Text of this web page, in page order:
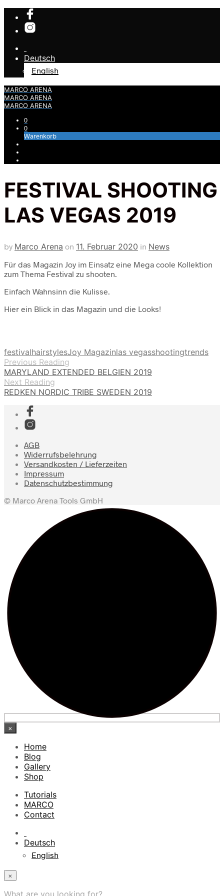
Deutsch
English
MARCO ARENA
MARCO ARENA
MARCO ARENA
0
0
Warenkorb
FESTIVAL SHOOTING
LAS VEGAS 2019
by Marco Arena on 11. Februar 2020 in News
Für das Magazin Joy im Einsatz eine Mega coole Kollektion
zum Thema Festival zu shooten.
Einfach Wahnsinn die Kulisse.
Hier ein Blick in das Magazin und die Looks!
festivalhairstylesJoy Magazinlas vegasshootingtrends
Previous Reading
MARYLAND EXTENDED BELGIEN 2019
Next Reading
REDKEN NORDIC TRIBE SWEDEN 2019
AGB
Widerrufsbelehrung
Versandkosten / Lieferzeiten
Impressum
Datenschutzbestimmung
© Marco Arena Tools GmbH
×
Home
Blog
Gallery
Shop
Tutorials
MARCO
Contact
Deutsch
English
×
What are you looking for?